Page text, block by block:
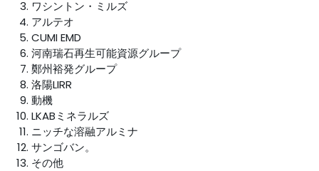
ワシントン・ミルズ
アルテオ
CUMI EMD
河南瑞石再生可能資源グループ
鄭州裕発グループ
洛陽LIRR
動機
LKABミネラルズ
ニッチな溶融アルミナ
サンゴバン。
その他